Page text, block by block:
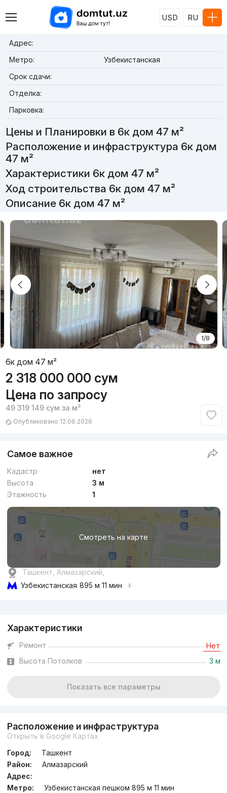
USD RU
Адрес:
Метро:
Узбекистанская
Срок сдачи:
Отделка:
Парковка:
Цены и Планировки в 6к дом 47 м²
Расположение и инфраструктура 6к дом
47 м²
Характеристики 6к дом 47 м²
Ход строительства 6к дом 47 м²
Описание 6к дом 47 м²
1/8
6к дом 47 м²
2 318 000 000 сум
Цена по запросу
49 319 149 сум за м²
Опубликовано 12.06.2026
Самое важное
Кадастр
нет
Высота
3 м
Этажность
1
Смотреть на карте
Ташкент, Алмазарский,
Узбекистанская 895 м 11 мин
Характеристики
Ремонт Нет
Высота Потолков 3 м
Показать все параметры
Расположение и инфраструктура
Открыть в Google Картах
Город:
Ташкент
Район:
Алмазарский
Адрес:
Метро:
Узбекистанская пешком 895 м 11 мин